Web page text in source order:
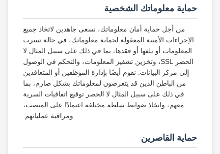
حماية معلوماتك الشخصية
من أجل حماية أمان معلوماتك، نسعى جاهدين لاتخاذ جميع
الإجراءات الأمنية المعقولة لحماية معلوماتك، في حالة تسرب
المعلومات أو تلفها أو فقدها، بما في ذلك على سبيل المثال لا
الحصر SSL، وتخزين تشفير المعلومات، والتحكم في الوصول
إلى مركز البيانات. نقوم أيضًا بإدارة الموظفين أو المتعاقدين
من الباطن الذين قد يتعرضون لمعلوماتك بشكل صارم، بما
في ذلك على سبيل المثال لا الحصر توقيع اتفاقيات السرية
معهم، واتخاذ ضوابط سلطة مختلفة اعتمادًا على المنصب،
ومراقبة عملياتهم.
حماية القاصرين